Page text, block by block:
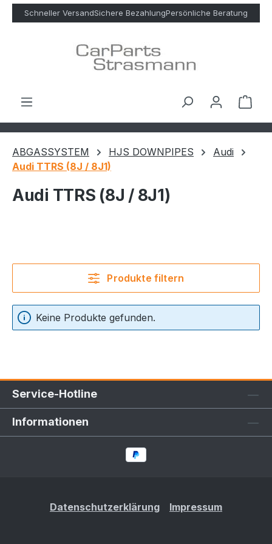
Zum Hauptinhalt springen
Schneller VersandSichere BezahlungPersönliche Beratung
ABGASSYSTEM HJS DOWNPIPES
Audi
Audi TTRS (8J / 8J1)
Audi TTRS (8J / 8J1)
Produkte filtern
Keine Produkte gefunden.
Service-Hotline
Informationen
Datenschutzerklärung Impressum